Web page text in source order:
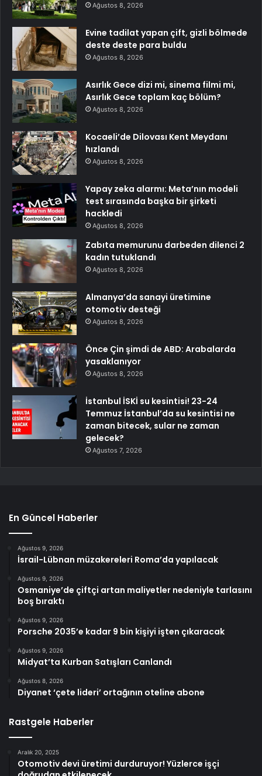
Ağustos 8, 2026
Evine tadilat yapan çift, gizli bölmede
deste deste para buldu
Ağustos 8, 2026
Asırlık Gece dizi mi, sinema filmi mi,
Asırlık Gece toplam kaç bölüm?
Ağustos 8, 2026
Kocaeli’de Dilovası Kent Meydanı
hızlandı
Ağustos 8, 2026
Yapay zeka alarmı: Meta’nın modeli
test sırasında başka bir şirketi
hackledi
Ağustos 8, 2026
Zabıta memurunu darbeden dilenci 2
kadın tutuklandı
Ağustos 8, 2026
Almanya’da sanayi üretimine
otomotiv desteği
Ağustos 8, 2026
Önce Çin şimdi de ABD: Arabalarda
yasaklanıyor
Ağustos 8, 2026
İstanbul İSKİ su kesintisi! 23-24
Temmuz İstanbul’da su kesintisi ne
zaman bitecek, sular ne zaman
gelecek?
Ağustos 7, 2026
En Güncel Haberler
Ağustos 9, 2026
İsrail-Lübnan müzakereleri Roma’da yapılacak
Ağustos 9, 2026
Osmaniye’de çiftçi artan maliyetler nedeniyle tarlasını
boş bıraktı
Ağustos 9, 2026
Porsche 2035’e kadar 9 bin kişiyi işten çıkaracak
Ağustos 9, 2026
Midyat’ta Kurban Satışları Canlandı
Ağustos 8, 2026
Diyanet ‘çete lideri’ ortağının oteline abone
Rastgele Haberler
Aralık 20, 2025
Otomotiv devi üretimi durduruyor! Yüzlerce işçi